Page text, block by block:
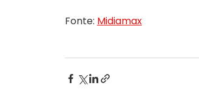
Fonte: Midiamax